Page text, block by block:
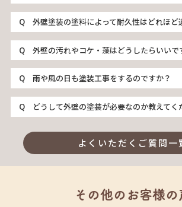
外壁塗装の塗料によって耐久性はどれほど
外壁の汚れやコケ・藻はどうしたらいいで
雨や風の日も塗装工事をするのですか？
どうして外壁の塗装が必要なのか教えてく
よくいただくご質問一
その他のお客様の